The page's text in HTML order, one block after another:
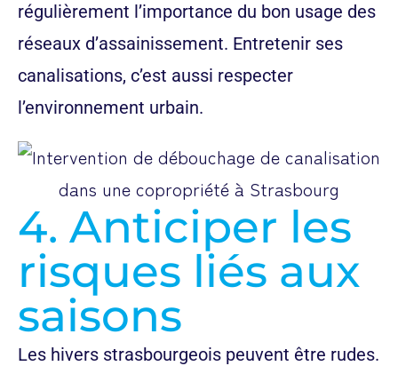
régulièrement l’importance du bon usage des
réseaux d’assainissement. Entretenir ses
canalisations, c’est aussi respecter
l’environnement urbain.
4. Anticiper les
risques liés aux
saisons
Les hivers strasbourgeois peuvent être rudes.